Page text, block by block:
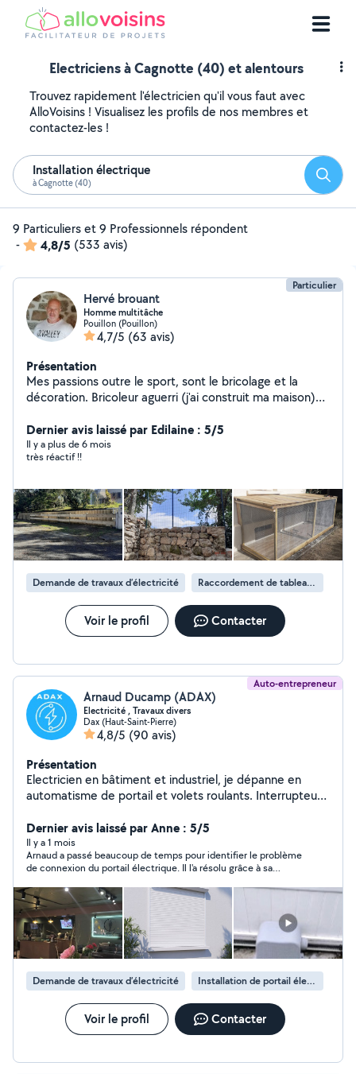
Electriciens à Cagnotte (40) et alentours
Trouvez rapidement l'électricien qu'il vous faut avec
AlloVoisins ! Visualisez les profils de nos membres et
contactez-les !
Installation électrique
à Cagnotte (40)
9 Particuliers et 9 Professionnels répondent
-
4,8/5 (533 avis)
Particulier
Hervé brouant
Homme multitâche
Pouillon (Pouillon)
4,7/5 (63 avis)
Présentation
Mes passions outre le sport, sont le bricolage et la
décoration. Bricoleur aguerri (j'ai construit ma maison)
coach sportif.( D.E.).je suis à même de réaliser bon
nombre de tâches diverses et variées
Dernier avis laissé par Edilaine : 5/5
Il y a plus de 6 mois
très réactif !!
Demande de travaux d’électricité Raccordement de tableau électrique
Voir le profil Contacter
Auto-entrepreneur
Arnaud Ducamp (ADAX)
Electricité , Travaux divers
Dax (Haut-Saint-Pierre)
4,8/5 (90 avis)
Présentation
Electricien en bâtiment et industriel, je dépanne en
automatisme de portail et volets roulants. Interrupteurs
Installation et dépannage stores électriques. Installation
et Dépannage Réseau WIFI et Internet. Possibilité
d'installer des cloisons placoplâtre Installation Prise
Véhicule Electrique Réglage Antennes Satellites. et TNT
Petite plomberie , réparation sur tuyaux en cuivre , per,
ou multicouche, changement WC, mécanisme de
chasse d 'eau, Collecteur d eau . Changement de
chauffe eau. Aide aux personnes âgées pour les petites
bricoles du quotidien . Montage de meubles en kit ,
changement d ampoules , installation tringles a rideaux
rideaux etc .... Accepte Chèques emploi service,
déductible de vos impôts. Cordialement ARNAUD
Dernier avis laissé par Anne : 5/5
Il y a 1 mois
Arnaud a passé beaucoup de temps pour identifier le problème
de connexion du portail électrique. Il l'a résolu grâce à sa
hésiter en cas d'un nouveau besoin. Il est, de surcroît,
sympathique. Je le recommande.
Demande de travaux d’électricité Installation de portail électrique
Voir le profil Contacter